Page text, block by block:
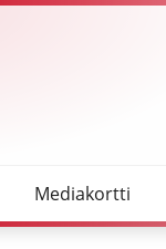
Mediakortti